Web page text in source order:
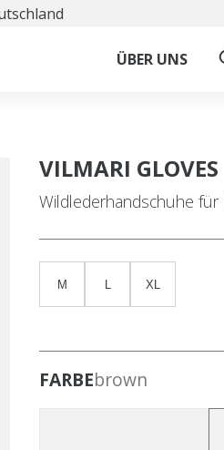
ÜBER UNS
VILMARI GLOVES
Wildlederhandschuhe für
M L XL
FARBEbrown